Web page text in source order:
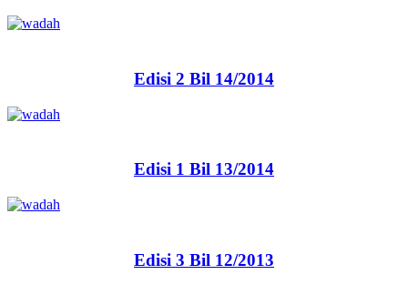
Edisi 2 Bil 14/2014
Edisi 1 Bil 13/2014
Edisi 3 Bil 12/2013